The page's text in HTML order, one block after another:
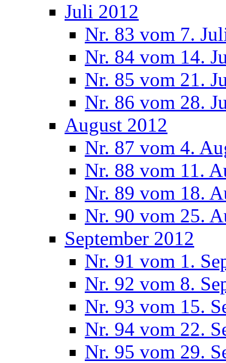
Juli 2012
Nr. 83 vom 7.
Nr. 84 vom 14.
Nr. 85 vom 21.
Nr. 86 vom 28.
August 2012
Nr. 87 vom 4.
Nr. 88 vom 11.
Nr. 89 vom 18.
Nr. 90 vom 25.
September 2012
Nr. 91 vom 1.
Nr. 92 vom 8.
Nr. 93 vom 15.
Nr. 94 vom 22.
Nr. 95 vom 29.